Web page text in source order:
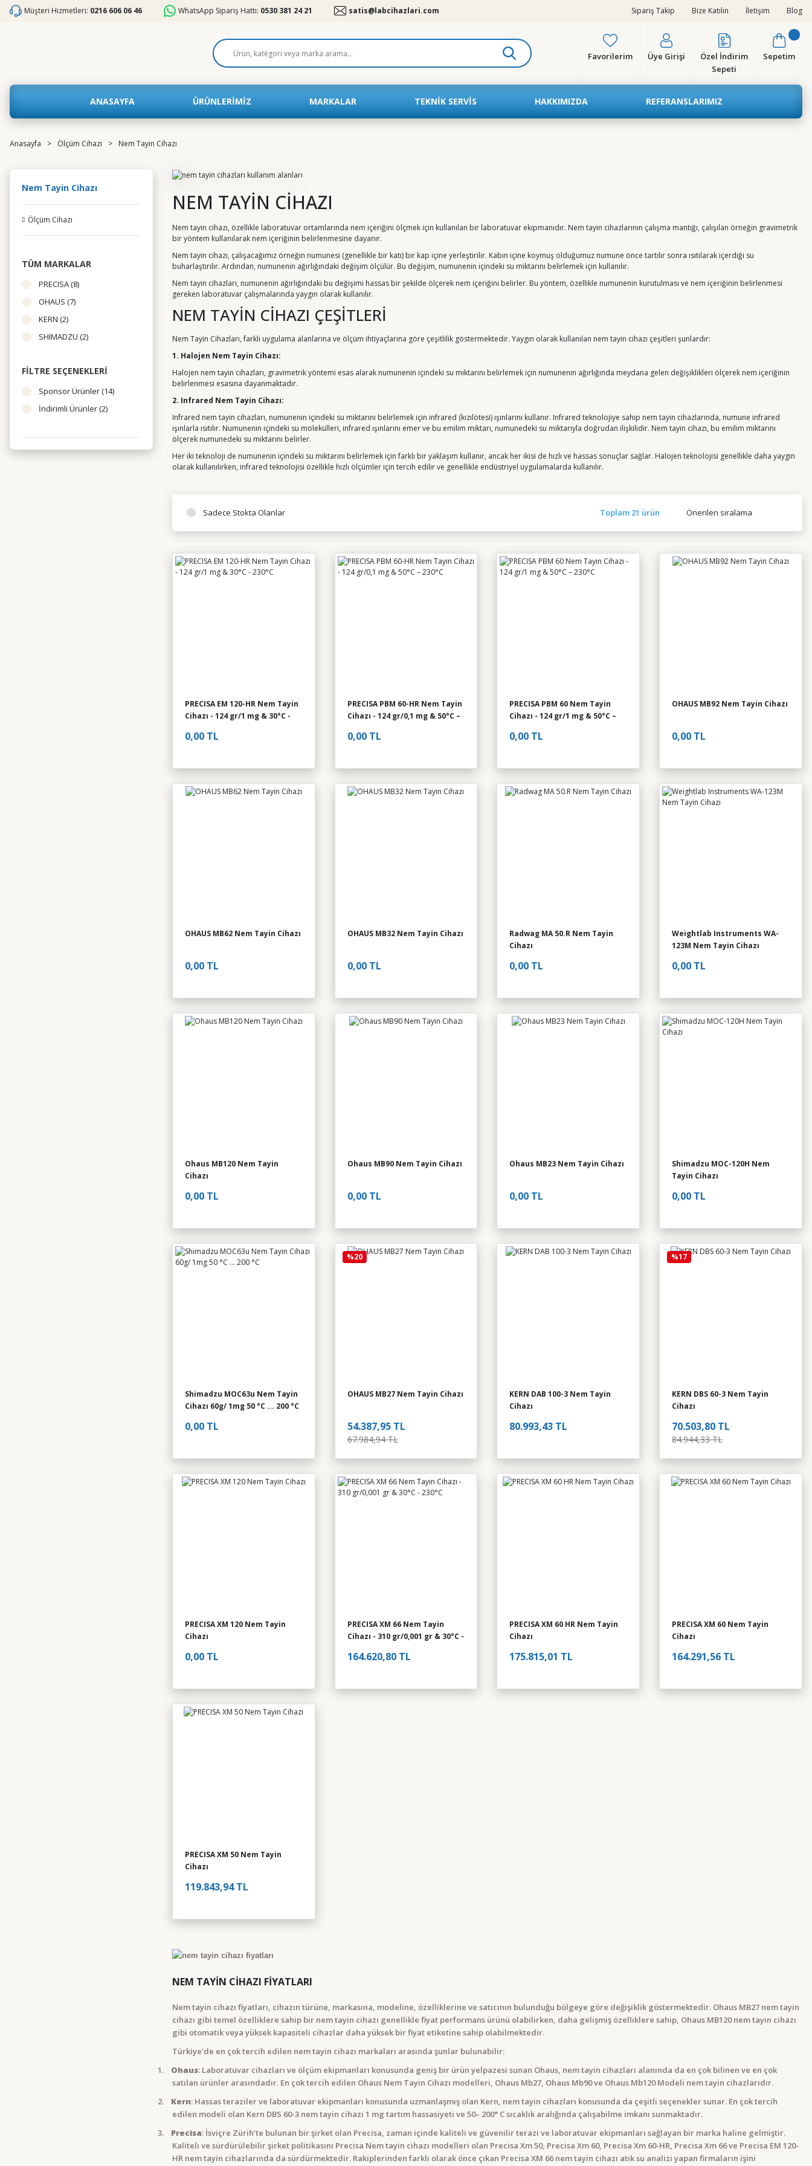
Müşteri Hizmetleri: 0216 606 06 46 WhatsApp Sipariş Hattı: 0530 381 24 21 satis@labcihazlari.com Sipariş Takip Bize Katılın İletişim Blog
Favorilerim Üye Girişi
Özel İndirim
Sepeti
Sepetim
ANASAYFA ÜRÜNLERİMİZ MARKALAR TEKNIK SERVIS HAKKIMIZDA REFERANSLARIMIZ
Anasayfa Ölçüm Cihazı Nem Tayin Cihazı
Nem Tayin Cihazı
Ölçüm Cihazı
TÜM MARKALAR
PRECISA (8)
OHAUS (7)
KERN (2)
SHIMADZU (2)
WEIGHTLAB
INSTRUMENTS (1)
FILTRE SEÇENEKLERI
Sponsor Ürünler (14)
İndirimli Ürünler (2)
NEM TAYİN CİHAZI
Nem tayin cihazı, özellikle laboratuvar ortamlarında nem içeriğini ölçmek için kullanılan bir laboratuvar ekipmanıdır. Nem tayin cihazlarının çalışma mantığı, çalışılan örneğin gravimetrik
bir yöntem kullanılarak nem içeriğinin belirlenmesine dayanır.
Nem tayin cihazı, çalışacağımız örneğin numunesi (genellikle bir katı) bir kap içine yerleştirilir. Kabın içine koymuş olduğumuz numune önce tartılır sonra ısıtılarak içerdiği su
buharlaştırılır. Ardından, numunenin ağırlığındaki değişim ölçülür. Bu değişim, numunenin içindeki su miktarını belirlemek için kullanılır.
Nem tayin cihazları, numunenin ağırlığındaki bu değişimi hassas bir şekilde ölçerek nem içeriğini belirler. Bu yöntem, özellikle numunenin kurutulması ve nem içeriğinin belirlenmesi
gereken laboratuvar çalışmalarında yaygın olarak kullanılır.
NEM TAYİN CİHAZI ÇEŞİTLERİ
Nem Tayin Cihazları, farklı uygulama alanlarına ve ölçüm ihtiyaçlarına göre çeşitlilik göstermektedir. Yaygın olarak kullanılan nem tayin cihazı çeşitleri şunlardır:
1. Halojen Nem Tayin Cihazı:
Halojen nem tayin cihazları, gravimetrik yöntemi esas alarak numunenin içindeki su miktarını belirlemek için numunenin ağırlığında meydana gelen değişiklikleri ölçerek nem içeriğinin
belirlenmesi esasına dayanmaktadır.
2. Infrared Nem Tayin Cihazı:
Infrared nem tayin cihazları, numunenin içindeki su miktarını belirlemek için infrared (kızılötesi) ışınlarını kullanır. Infrared teknolojiye sahip nem tayin cihazlarında, numune infrared
ışınlarla ısıtılır. Numunenin içindeki su molekülleri, infrared ışınlarını emer ve bu emilim miktarı, numunedeki su miktarıyla doğrudan ilişkilidir. Nem tayin cihazı, bu emilim miktarını
ölçerek numunedeki su miktarını belirler.
Her iki teknoloji de numunenin içindeki su miktarını belirlemek için farklı bir yaklaşım kullanır, ancak her ikisi de hızlı ve hassas sonuçlar sağlar. Halojen teknolojisi genellikle daha yaygın
olarak kullanılırken, infrared teknolojisi özellikle hızlı ölçümler için tercih edilir ve genellikle endüstriyel uygulamalarda kullanılır.
Sadece Stokta Olanlar Toplam 21 ürün
PRECISA EM 120-HR Nem Tayin
Cihazı - 124 gr/1 mg & 30°C -
0,00 TL
PRECISA PBM 60-HR Nem Tayin
Cihazı - 124 gr/0,1 mg & 50°C –
0,00 TL
PRECISA PBM 60 Nem Tayin
Cihazı - 124 gr/1 mg & 50°C –
0,00 TL
OHAUS MB92 Nem Tayin Cihazı
0,00 TL
OHAUS MB62 Nem Tayin Cihazı
0,00 TL
OHAUS MB32 Nem Tayin Cihazı
0,00 TL
Radwag MA 50.R Nem Tayin
Cihazı
0,00 TL
Weightlab Instruments WA-
123M Nem Tayin Cihazı
0,00 TL
Ohaus MB120 Nem Tayin
Cihazı
0,00 TL
Ohaus MB90 Nem Tayin Cihazı
0,00 TL
Ohaus MB23 Nem Tayin Cihazı
0,00 TL
Shimadzu MOC-120H Nem
Tayin Cihazı
0,00 TL
Shimadzu MOC63u Nem Tayin
Cihazı 60g/ 1mg 50 °C ... 200 °C
0,00 TL
%20
OHAUS MB27 Nem Tayin Cihazı
54.387,95 TL
67.984,94 TL
KERN DAB 100-3 Nem Tayin
Cihazı
80.993,43 TL
%17
KERN DBS 60-3 Nem Tayin
Cihazı
70.503,80 TL
84.944,33 TL
PRECISA XM 120 Nem Tayin
Cihazı
0,00 TL
PRECISA XM 66 Nem Tayin
Cihazı - 310 gr/0,001 gr & 30°C -
164.620,80 TL
PRECISA XM 60 HR Nem Tayin
Cihazı
175.815,01 TL
PRECISA XM 60 Nem Tayin
Cihazı
164.291,56 TL
PRECISA XM 50 Nem Tayin
Cihazı
119.843,94 TL
NEM TAYİN CİHAZI FİYATLARI
Nem tayin cihazı fiyatları, cihazın türüne, markasına, modeline, özelliklerine ve satıcının bulunduğu bölgeye göre değişiklik göstermektedir. Ohaus MB27 nem tayin
cihazı gibi temel özelliklere sahip bir nem tayin cihazı genellikle fiyat performans ürünü olabilirken, daha gelişmiş özelliklere sahip, Ohaus MB120 nem tayin cihazı
gibi otomatik veya yüksek kapasiteli cihazlar daha yüksek bir fiyat etiketine sahip olabilmektedir.
Türkiye'de en çok tercih edilen nem tayin cihazı markaları arasında şunlar bulunabilir:
1.
Ohaus: Laboratuvar cihazları ve ölçüm ekipmanları konusunda geniş bir ürün yelpazesi sunan Ohaus, nem tayin cihazları alanında da en çok bilinen ve en çok
satılan ürünler arasındadır. En çok tercih edilen Ohaus Nem Tayin Cihazı modelleri, Ohaus Mb27, Ohaus Mb90 ve Ohaus Mb120 Modeli nem tayin cihazlarıdır.
2.
Kern: Hassas teraziler ve laboratuvar ekipmanları konusunda uzmanlaşmış olan Kern, nem tayin cihazları konusunda da çeşitli seçenekler sunar. En çok tercih
edilen modeli olan Kern DBS 60-3 nem tayin cihazı 1 mg tartım hassasiyeti ve 50– 200° C sıcaklık aralığında çalışabilme imkanı sunmaktadır.
3.
Precisa: İsviçre Zürih’te bulunan bir şirket olan Precisa, zaman içinde kaliteli ve güvenilir terazi ve laboratuvar ekipmanları sağlayan bir marka haline gelmiştir.
Kaliteli ve sürdürülebilir şirket politikasını Precisa Nem tayin cihazı modelleri olan Precisa Xm 50, Precisa Xm 60, Precisa Xm 60-HR, Precisa Xm 66 ve Precisa EM 120-
HR nem tayin cihazlarında da sürdürmektedir. Rakiplerinden farklı olarak önce çıkan Precisa XM 66 nem tayin cihazı atık su analizi yapan firmaların işini